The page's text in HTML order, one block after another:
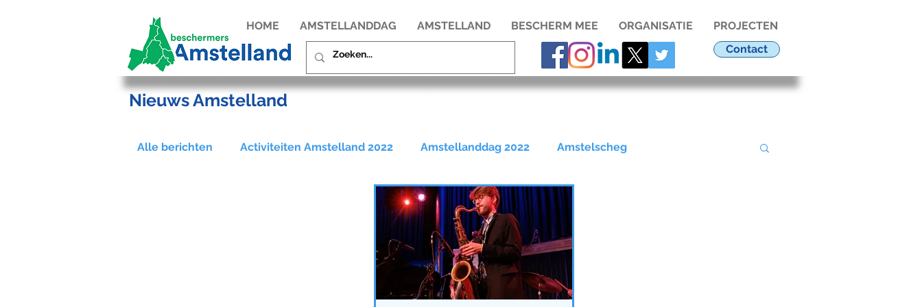
HOME AMSTELLANDDAG AMSTELLAND BESCHERM MEE ORGANISATIE
PROJECTEN
Contact
Nieuws Amstelland
Alle berichten Activiteiten Amstelland 2022 Amstellanddag 2022 Amstelscheg
Rondehoep Bovenkerkerpolder
Amstellanddag 2018 Amstellanddag 2019